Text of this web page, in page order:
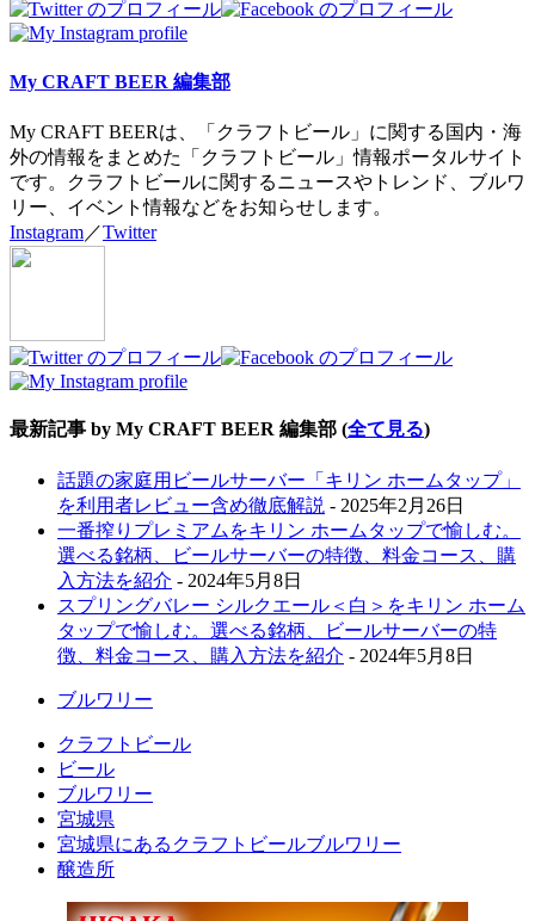
My CRAFT BEER 編集部
My CRAFT BEERは、「クラフトビール」に関する国内・海
外の情報をまとめた「クラフトビール」情報ポータルサイト
です。クラフトビールに関するニュースやトレンド、ブルワ
リー、イベント情報などをお知らせします。
Instagram／Twitter
最新記事 by My CRAFT BEER 編集部 (全て見る)
話題の家庭用ビールサーバー「キリン ホームタップ」
を利用者レビュー含め徹底解説 - 2025年2月26日
一番搾りプレミアムをキリン ホームタップで愉しむ。
選べる銘柄、ビールサーバーの特徴、料金コース、購
入方法を紹介 - 2024年5月8日
スプリングバレー シルクエール＜白＞をキリン ホーム
タップで愉しむ。選べる銘柄、ビールサーバーの特
徴、料金コース、購入方法を紹介 - 2024年5月8日
ブルワリー
クラフトビール
ビール
ブルワリー
宮城県
宮城県にあるクラフトビールブルワリー
醸造所